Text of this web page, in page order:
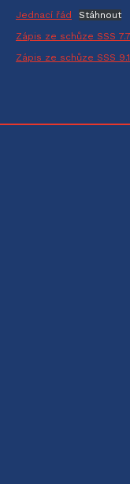
Jednací řád
Stáhnout
Zápis ze schůze SSS
Zápis ze schůze SSS